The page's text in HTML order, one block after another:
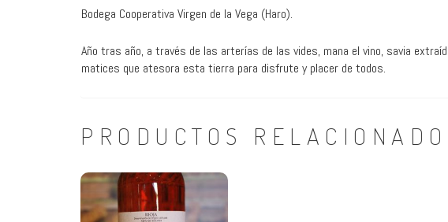
Bodega Cooperativa Virgen de la Vega (Haro).
Año tras año, a través de las arterías de las vides, mana el vino, savia
matices que atesora esta tierra para disfrute y placer de todos.
PRODUCTOS